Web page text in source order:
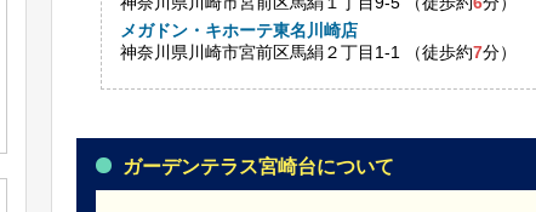
メガドン・キホーテ東名川崎店
神奈川県川崎市宮前区馬絹２丁目1-1 （徒歩約7分）
ガーデンテラス宮崎台について